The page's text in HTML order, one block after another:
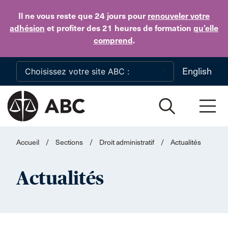
Il ne vous reste que 24 jours pour renouveler votre
adhésion et profiter des 21 heures de formation qu’elle
comprend.
Skip to main content
English
Accueil / Sections / Droit administratif / Actualités
Actualités